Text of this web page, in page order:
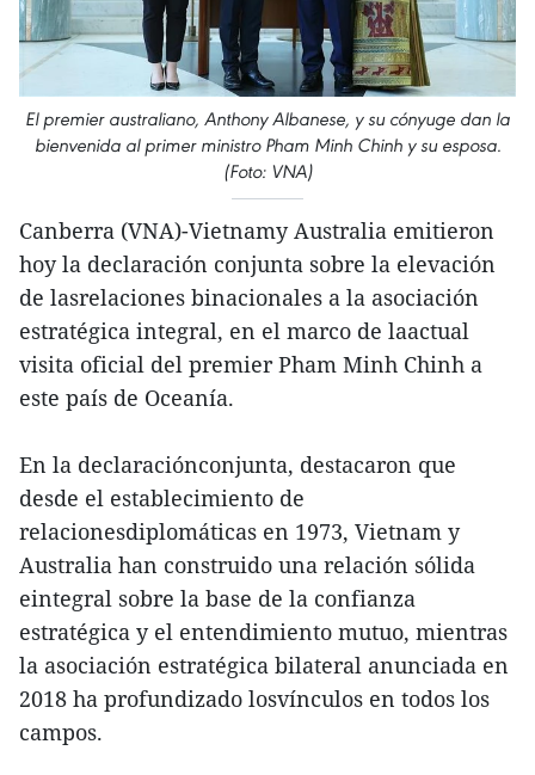
El premier australiano, Anthony Albanese, y su cónyuge dan la
bienvenida al primer ministro Pham Minh Chinh y su esposa.
(Foto: VNA)
Canberra (VNA)-Vietnamy Australia emitieron
hoy la declaración conjunta sobre la elevación
de lasrelaciones binacionales a la asociación
estratégica integral, en el marco de laactual
visita oficial del premier Pham Minh Chinh a
este país de Oceanía.
En la declaraciónconjunta, destacaron que
desde el establecimiento de
relacionesdiplomáticas en 1973, Vietnam y
Australia han construido una relación sólida
eintegral sobre la base de la confianza
estratégica y el entendimiento mutuo, mientras
la asociación estratégica bilateral anunciada en
2018 ha profundizado losvínculos en todos los
campos.